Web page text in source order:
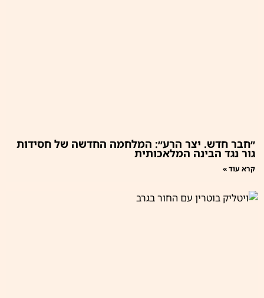
״חבר חדש. יצר הרע״: המלחמה החדשה של חסידות
גור נגד הבינה המלאכותית
קרא עוד »